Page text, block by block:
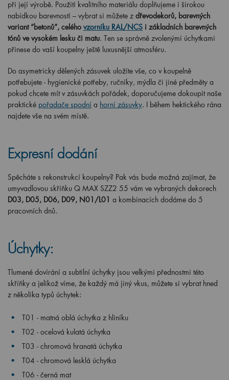
při její výrobě. Použití kvalitního materiálu doplňujeme i širokou
nabídkou barevností – vybrat si můžete z dřevodekorů, barevných
variant “betonů”, celého vzorníku RAL/NCS i základních barevných
tónů ve vysokém lesku či matu. Ten se správně zvolenými úchytkami
přinese do vaší koupelny ještě luxusnější atmosféru.
Do asymetricky dělených zásuvek uložíte vše, co v koupelně
potřebujete - hygienické potřeby, ručníky, mýdla či jiné předměty a
pokud chcete mít v zásuvkách pořádek, doporučujeme dokoupit naše
praktické pořadače spodní a horní zásuvky. I během hektického rána
najdete vše na svém místě.
Expresní dodání
Spěcháte s rekonstrukcí koupelny? Pak vás bude možná zajímat, že
umyvadlovou skříňku Q MAX SZZ2 55 vám ve vybraných dekorech
D03, D05, D06, D09, N01/L01 a kombinacích dodáme do 5
pracovních dnů.
Úchytky:
Tlumené dovírání a subtilní úchytky jsou velkými přednostmi této
skříňky a jelikož víme, že každý má jiný vkus, můžete si vybrat hned
z několika typů úchytek:
T01 - matná oblá úchytka z hliníku
T02 - ocelová kulatá úchytka
T03 - chromová hranatá úchytka
T04 - chromová lesklá úchytka
T06 - černá mat